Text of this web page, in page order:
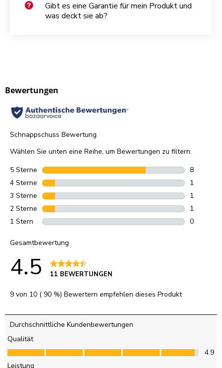
Gibt es eine Garantie für mein Produkt und
was deckt sie ab?